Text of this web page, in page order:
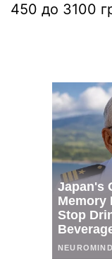
450 до 3100